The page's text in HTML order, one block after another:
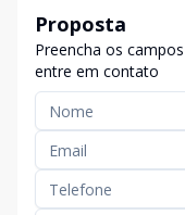
Proposta
Preencha os
entre em contato